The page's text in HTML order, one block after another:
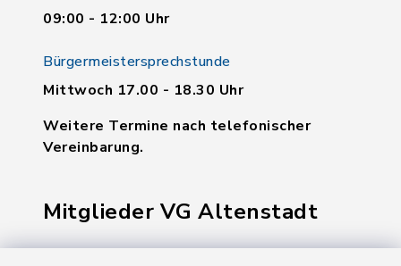
09:00 - 12:00 Uhr
Bürgermeistersprechstunde
Mittwoch 17.00 - 18.30 Uhr
Weitere Termine nach telefonischer
Vereinbarung.
Mitglieder VG Altenstadt
Markt Altenstadt